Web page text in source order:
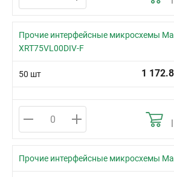
Прочие интерфейсные микросхемы
XRT75VL00DIV-F
50 шт 1
Прочие интерфейсные микросхемы